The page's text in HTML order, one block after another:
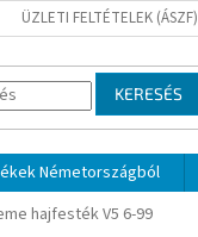
ÜZLETI FELTÉTELEK (ÁSZF)
KERESÉS
Németországból
hajfesték V5 6-99